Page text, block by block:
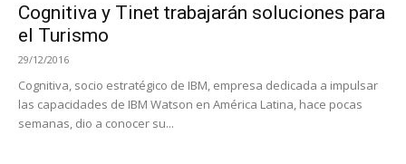
Cognitiva y Tinet trabajarán soluciones para
el Turismo
29/12/2016
Cognitiva, socio estratégico de IBM, empresa dedicada a impulsar
las capacidades de IBM Watson en América Latina, hace pocas
semanas, dio a conocer su...